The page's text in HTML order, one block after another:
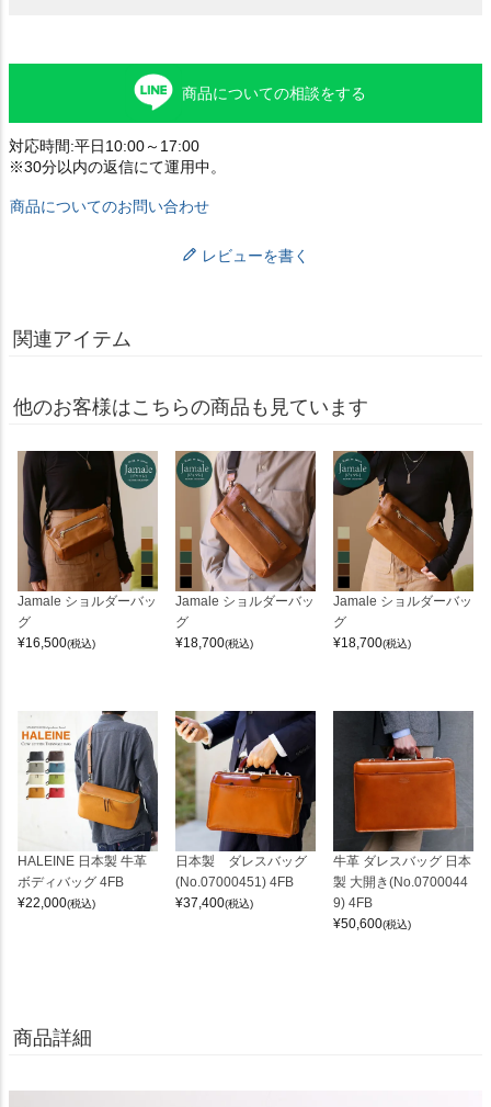
商品についての相談をする
対応時間:平日10:00～17:00
※30分以内の返信にて運用中。
商品についてのお問い合わせ
レビューを書く
関連アイテム
他のお客様はこちらの商品も見ています
Jamale ショルダーバッ
グ
¥16,500(税込)
Jamale ショルダーバッ
グ
¥18,700(税込)
Jamale ショルダーバッ
グ
¥18,700(税込)
HALEINE 日本製 牛革
ボディバッグ 4FB
¥22,000(税込)
日本製 ダレスバッグ
(No.07000451) 4FB
¥37,400(税込)
牛革 ダレスバッグ 日本
製 大開き(No.0700044
9) 4FB
¥50,600(税込)
商品詳細